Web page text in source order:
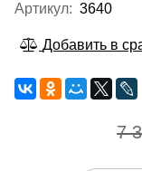
Артикул: 3640
Добавить в
7